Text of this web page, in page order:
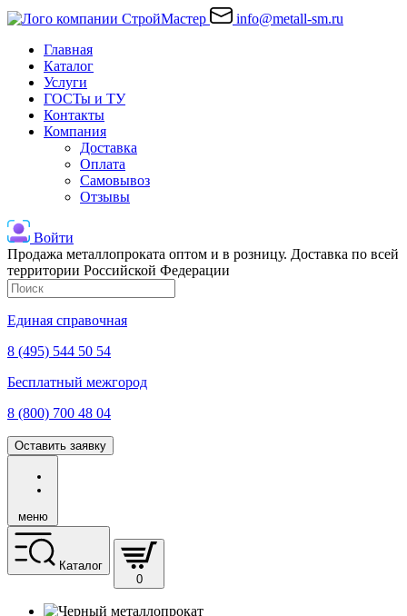
info@metall-sm.ru
Главная
Каталог
Услуги
ГОСТы и ТУ
Контакты
Компания
Доставка
Оплата
Самовывоз
Отзывы
Войти
Продажа металлопроката оптом и в розницу. Доставка по всей
территории Российской Федерации
Единая справочная
8 (495) 544 50 54
Бесплатный межгород
8 (800) 700 48 04
Оставить заявку
меню
Каталог
0